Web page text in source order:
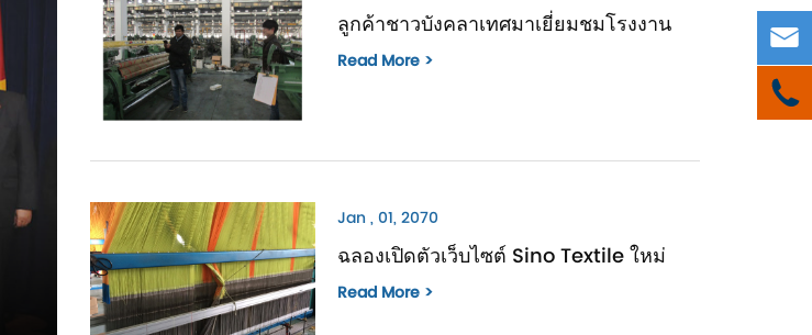
ลูกค้าชาวบังคลาเทศมาเยี่ยมชมโรงงาน
Read More >
Jan , 01, 2070
ฉลองเปิดตัวเว็บไซต์ Sino Textile ใหม่
Read More >

